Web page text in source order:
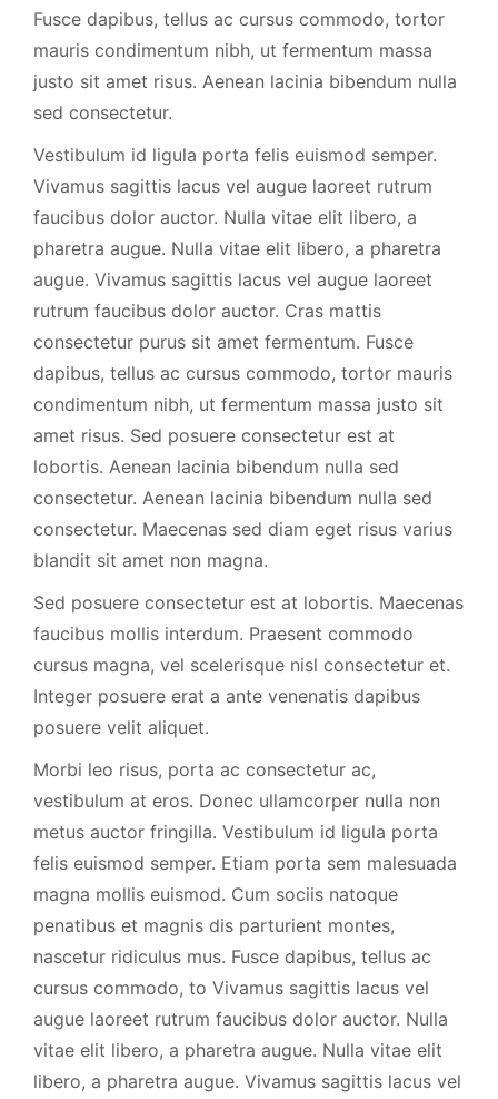
Fusce dapibus, tellus ac cursus commodo, tortor
mauris condimentum nibh, ut fermentum massa
justo sit amet risus. Aenean lacinia bibendum nulla
sed consectetur.
Vestibulum id ligula porta felis euismod semper.
Vivamus sagittis lacus vel augue laoreet rutrum
faucibus dolor auctor. Nulla vitae elit libero, a
pharetra augue. Nulla vitae elit libero, a pharetra
augue. Vivamus sagittis lacus vel augue laoreet
rutrum faucibus dolor auctor. Cras mattis
consectetur purus sit amet fermentum. Fusce
dapibus, tellus ac cursus commodo, tortor mauris
condimentum nibh, ut fermentum massa justo sit
amet risus. Sed posuere consectetur est at
lobortis. Aenean lacinia bibendum nulla sed
consectetur. Aenean lacinia bibendum nulla sed
consectetur. Maecenas sed diam eget risus varius
blandit sit amet non magna.
Sed posuere consectetur est at lobortis. Maecenas
faucibus mollis interdum. Praesent commodo
cursus magna, vel scelerisque nisl consectetur et.
Integer posuere erat a ante venenatis dapibus
posuere velit aliquet.
Morbi leo risus, porta ac consectetur ac,
vestibulum at eros. Donec ullamcorper nulla non
metus auctor fringilla. Vestibulum id ligula porta
felis euismod semper. Etiam porta sem malesuada
magna mollis euismod. Cum sociis natoque
penatibus et magnis dis parturient montes,
nascetur ridiculus mus. Fusce dapibus, tellus ac
cursus commodo, to Vivamus sagittis lacus vel
augue laoreet rutrum faucibus dolor auctor. Nulla
vitae elit libero, a pharetra augue. Nulla vitae elit
libero, a pharetra augue. Vivamus sagittis lacus vel